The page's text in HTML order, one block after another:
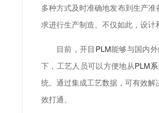
多种方式及时准确地发布到生产
求进行生产制造。不仅如此，设计
目前，开目 PLM能够与国内
下，工艺人员可以方便地从PLM
统。通过集成工艺数据，可有效
效打通。